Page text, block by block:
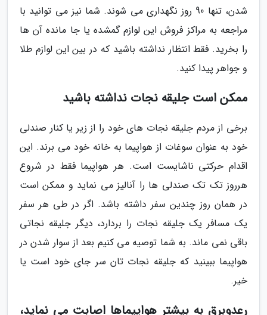
شدن، تنها 90 روز نگهداری می شوند. شما نیز می توانید با
مراجعه به مراکز فروش این لوازم گمشده یا جا مانده آن ها
را بخرید. فقط انتظار نداشته باشید که در بین این لوازم طلا
و جواهر پیدا کنید.
ممکن است جلیقه نجات نداشته باشید
برخی از مردم جلیقه نجات های خود را از زیر یا کنار صندلی
خود به عنوان سوغات از هواپیما به خانه خود می برند. این
اقدام حرکتی ناشایست است. هر هواپیما فقط در شروع
هرروز تک تک صندلی ها را آنالیز می نماید و ممکن است
در همان روز چندین سفر داشته باشد. اگر در طی هر سفر
یک مسافر یک جلیقه نجات را بردارد، دیگر جلیقه نجاتی
باقی نمی ماند. به شما توصیه می کنیم بعد از سوار شدن در
هواپیما ببینید که جلیقه نجات تان سر جای خود است یا
خیر.
رعدوبرق به بیشتر هواپیماها اصابت می نماید،